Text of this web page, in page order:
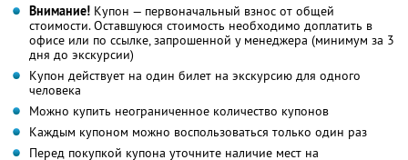
Внимание! Купон — первоначальный взнос от общей
стоимости. Оставшуюся стоимость необходимо доплатить в
офисе или по ссылке, запрошенной у менеджера (минимум за 3
дня до экскурсии)
Купон действует на один билет на экскурсию для одного
человека
Можно купить неограниченное количество купонов
Каждым купоном можно воспользоваться только один раз
Перед покупкой купона уточните наличие мест на